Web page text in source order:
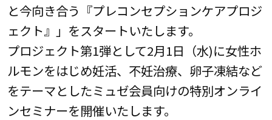
と今向き合う『プレコンセプションケアプロジ
ェクト』」をスタートいたします。
プロジェクト第1弾として2月1日（水)に女性ホ
ルモンをはじめ妊活、不妊治療、卵子凍結など
をテーマとしたミュゼ会員向けの特別オンライ
ンセミナーを開催いたします。